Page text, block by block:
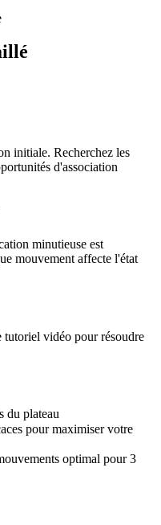
initiale. Recherchez les
d'association
minutieuse est
mouvement affecte l'état
tutoriel vidéo pour résoudre
du plateau
pour maximiser votre
optimal pour 3